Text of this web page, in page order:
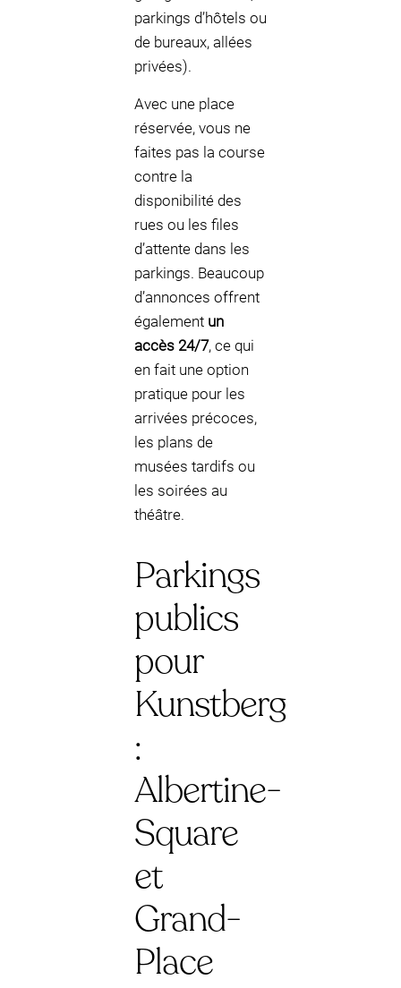
parkings d’hôtels ou
de bureaux, allées
privées).
Avec une place
réservée, vous ne
faites pas la course
contre la
disponibilité des
rues ou les files
d’attente dans les
parkings. Beaucoup
d’annonces offrent
également un
accès 24/7, ce qui
en fait une option
pratique pour les
arrivées précoces,
les plans de
musées tardifs ou
les soirées au
théâtre.
Parkings
publics
pour
Kunstberg
:
Albertine-
Square
et
Grand-
Place